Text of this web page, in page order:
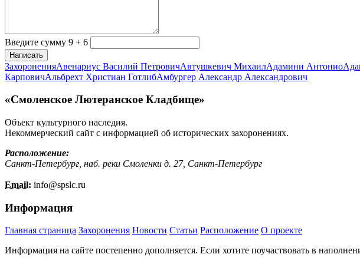
Введите сумму 9 + 6
Написать
ЗахороненияАвенариус Василий ПетровичАвтушкевич МихаилАдамини Антонио
КарповичАльбрехт Христиан ГотлибАмбургер Александр Александрович
«Смоленское Лютеранское Кладбище»
Объект культурного наследия.
Некоммерческий сайт с информацией об исторических захоронениях.
Расположение:
Санкт-Петербург, наб. реки Смоленки д. 27, Санкт-Петербург
Email: info@spslc.ru
Информация
Главная страница Захоронения Новости Статьи Расположение О проекте
Информация на сайте постепенно дополняется. Если хотите поучаствовать в